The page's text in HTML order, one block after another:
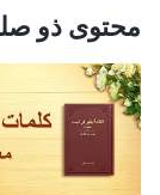
محتوى ذو